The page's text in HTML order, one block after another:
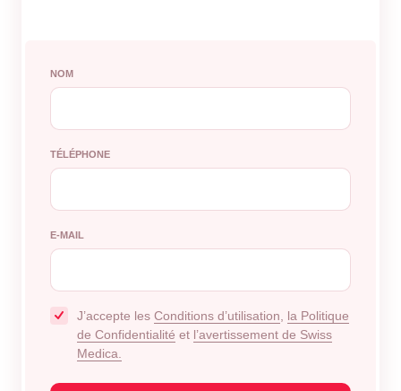
NOM
TÉLÉPHONE
E-MAIL
J’accepte les Conditions d’utilisation
la Politique
de Confidentialité et l’avertissement de Swiss
Medica.